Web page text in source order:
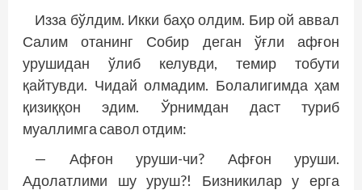
Изза бўлдим. Икки баҳо олдим. Бир ой аввал
Салим отанинг Собир деган ўғли афғон
урушидан ўлиб келувди, темир тобути
қайтувди. Чидай олмадим. Болалигимда ҳам
қизиққон эдим. Ўрнимдан даст туриб
муаллимга савол отдим:
— Афғон уруши-чи? Афғон уруши.
Адолатлими шу уруш?! Бизникилар у ерга